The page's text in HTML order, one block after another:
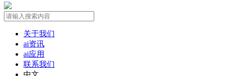
关于我们
ai资讯
ai应用
联系我们
中文